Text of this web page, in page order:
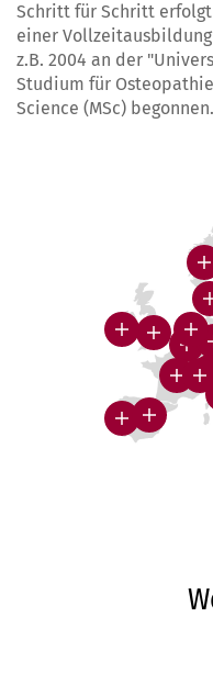
Schritt für Schritt
einer
z.B. 2004 an der
Studium für
Science (MSc) begonnen.